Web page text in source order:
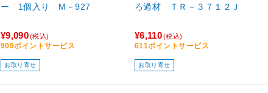
ー 1個入り M－927
¥9,090(税込)
909ポイントサービス
お取り寄せ
ろ過材 ＴＲ－３７１２Ｊ
¥6,110(税込)
611ポイントサービス
お取り寄せ